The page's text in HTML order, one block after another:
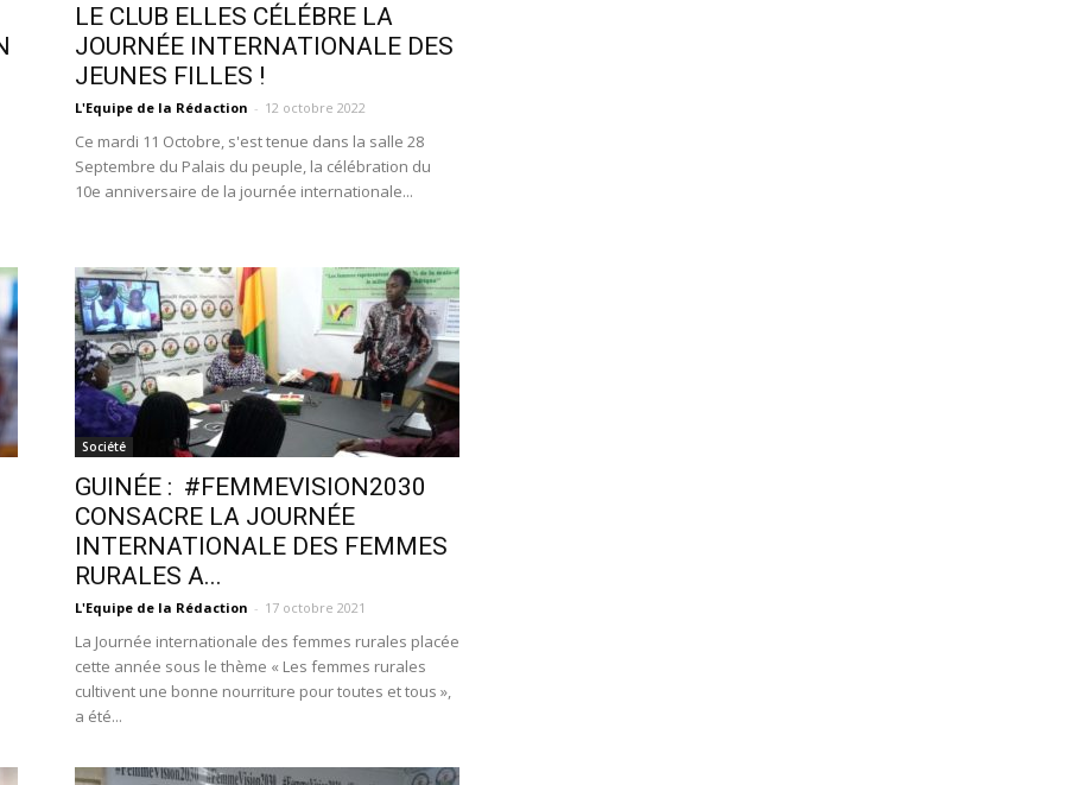
LE CLUB ELLES CÉLÉBRE LA
JOURNÉE INTERNATIONALE DES
JEUNES FILLES !
L'Equipe de la Rédaction - 12 octobre 2022
Ce mardi 11 Octobre, s'est tenue dans la salle 28
Septembre du Palais du peuple, la célébration du
10e anniversaire de la journée internationale...
Société
GUINÉE : #FEMMEVISION2030
CONSACRE LA JOURNÉE
INTERNATIONALE DES FEMMES
RURALES A...
L'Equipe de la Rédaction - 17 octobre 2021
La Journée internationale des femmes rurales placée
cette année sous le thème « Les femmes rurales
cultivent une bonne nourriture pour toutes et tous »,
a été...